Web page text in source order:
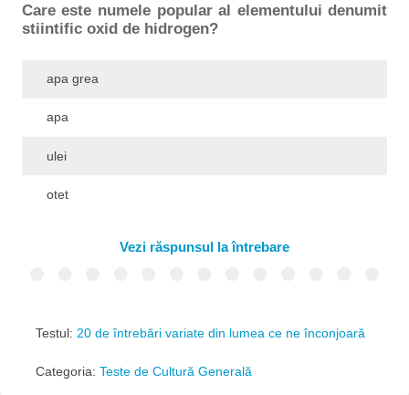
Care este numele popular al elementului denumit
stiintific oxid de hidrogen?
apa grea
apa
ulei
otet
Vezi răspunsul la întrebare
Testul: 20 de întrebări variate din lumea ce ne înconjoară
Categoria: Teste de Cultură Generală